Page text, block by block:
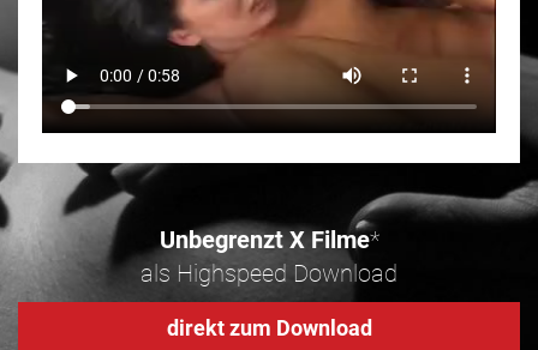
Unbegrenzt X Filme*
als Highspeed Download
direkt zum Download